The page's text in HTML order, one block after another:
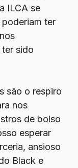
ILCA se
ter
sido
são o respiro
nos
de bolso
esperar
ansioso
Black e